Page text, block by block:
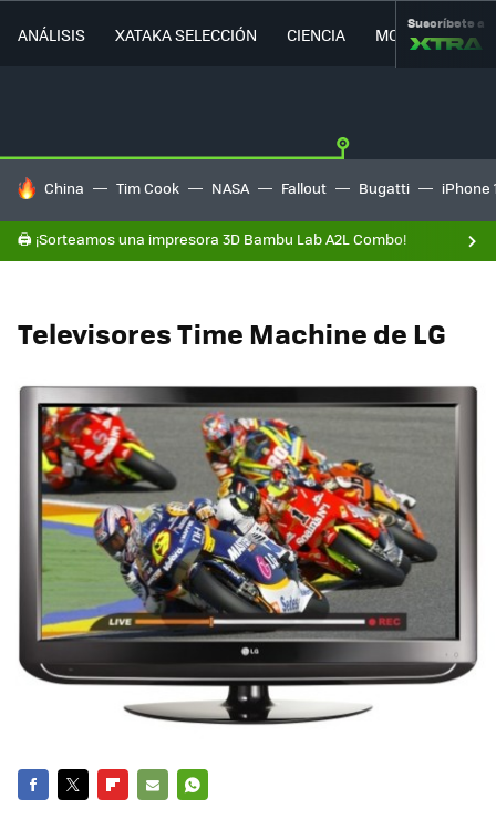
ANÁLISIS XATAKA SELECCIÓN CIENCIA MOVILIDAD
Suscríbete a
HOY SE HABLA DE
China Tim Cook NASA Fallout Bugatti iPhone
🖨️ ¡Sorteamos una impresora 3D Bambu Lab A2L Combo!
Televisores Time Machine de LG